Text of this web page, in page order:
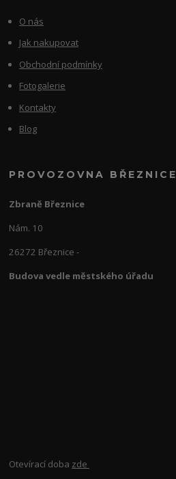
O nás
Jak nakupovat
Obchodní podmínky
Fotogalerie
Kontakty
Blog
PROVOZOVNA BŘEZNICE
Zbraně Březnice
Nám. 10
26272 Březnice -
Budova vedle městského úřadu
Otevírací doba zde